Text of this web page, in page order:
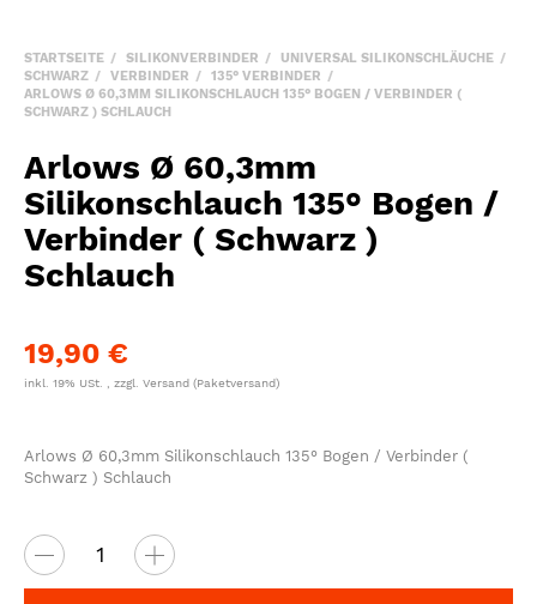
STARTSEITE SILIKONVERBINDER
UNIVERSAL SILIKONSCHLÄUCHE
SCHWARZ
VERBINDER
135° VERBINDER
ARLOWS Ø 60,3MM SILIKONSCHLAUCH 135° BOGEN / VERBINDER (
SCHWARZ ) SCHLAUCH
Arlows Ø 60,3mm
Silikonschlauch 135° Bogen /
Verbinder ( Schwarz )
Schlauch
19,90 €
inkl. 19% USt. , zzgl. Versand (Paketversand)
Arlows Ø 60,3mm Silikonschlauch 135° Bogen / Verbinder (
Schwarz ) Schlauch